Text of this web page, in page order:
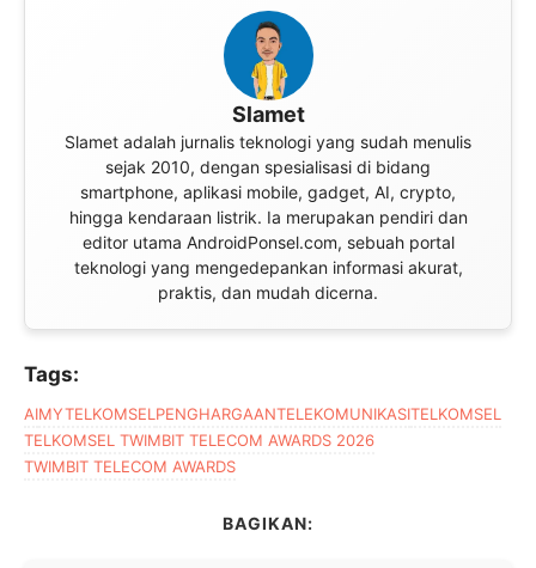
Slamet
Slamet adalah jurnalis teknologi yang sudah menulis
sejak 2010, dengan spesialisasi di bidang
smartphone, aplikasi mobile, gadget, AI, crypto,
hingga kendaraan listrik. Ia merupakan pendiri dan
editor utama AndroidPonsel.com, sebuah portal
teknologi yang mengedepankan informasi akurat,
praktis, dan mudah dicerna.
Tags:
AIMYTELKOMSEL PENGHARGAANTELEKOMUNIKASITELKOMSEL
TELKOMSEL TWIMBIT TELECOM AWARDS 2026
TWIMBIT TELECOM AWARDS
BAGIKAN: